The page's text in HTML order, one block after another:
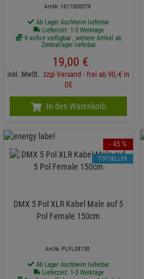
Art-Nr. 1611000079
Ab Lager Aschheim lieferbar
Lieferzeit: 1-3 Werktage
9 sofort verfügbar , weitere Artikel ab
Zentrallager lieferbar
19,00 €
inkl. MwSt. zzgl Versand - frei ab 90,-€ in
DE
In den Warenkorb
DMX 5 Pol XLR Kabel Male auf 5
Pol Female 150cm
Art-Nr. PLFL08150
Ab Lager Aschheim lieferbar
Lieferzeit: 1-3 Werktage
- 45 %
TOPSELLER